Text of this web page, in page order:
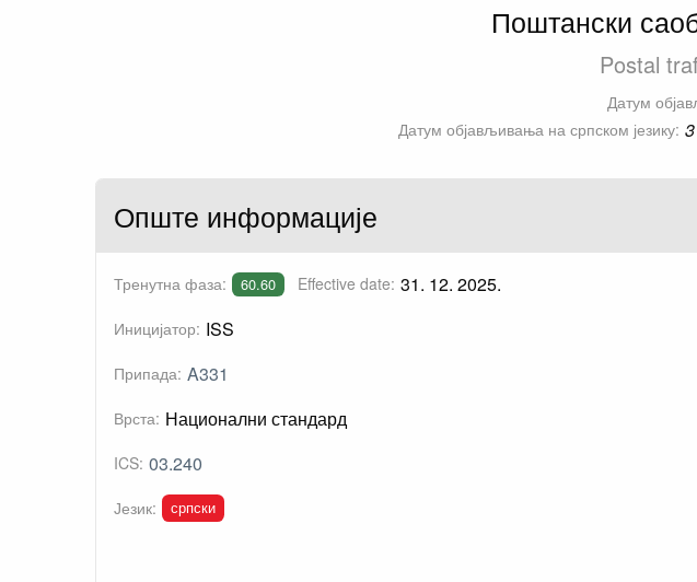
Поштански
Postal
Датум
Датум објављивања на српском језику:
Опште информације
Тренутна фаза: 60.60 Effective date: 31. 12. 2025.
Иницијатор: ISS
Припада: A331
Врста: Национални стандард
ICS: 03.240
Језик: српски